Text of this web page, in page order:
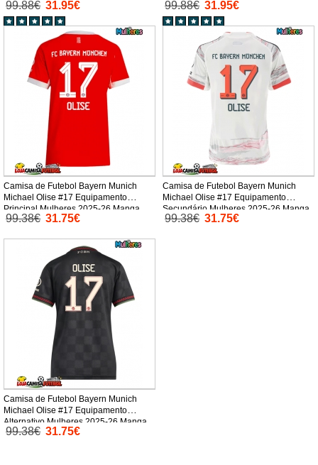
99.88€ 31.95€ 99.88€ 31.95€
Camisa de Futebol Bayern Munich
Michael Olise #17 Equipamento
Principal Mulheres 2025-26 Manga
Curta
99.38€ 31.75€
Camisa de Futebol Bayern Munich
Michael Olise #17 Equipamento
Secundário Mulheres 2025-26 Manga
Curta
99.38€ 31.75€
Camisa de Futebol Bayern Munich
Michael Olise #17 Equipamento
Alternativo Mulheres 2025-26 Manga
Curta
99.38€ 31.75€